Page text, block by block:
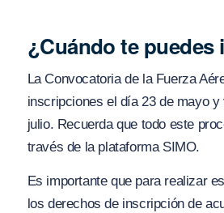
¿Cuándo te
La Convocatoria de la Fuerza
inscripciones el día 23 de mayo y
julio. Recuerda que todo este
través de la plataforma SIMO.
Es importante que para realizar
los derechos de inscripción de